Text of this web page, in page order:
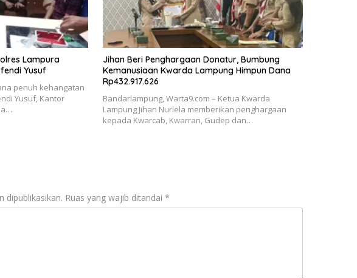
Lampura
Yusuf
penuh kehangatan
Yusuf, Kantor
Jihan Beri Penghargaan Donatur, Bumbung
Kemanusiaan Kwarda Lampung Himpun Dana
Rp432.917.626
Bandarlampung, Warta9.com – Ketua Kwarda
Lampung Jihan Nurlela memberikan penghargaan
kepada Kwarcab, Kwarran, Gudep dan…
dipublikasikan. Ruas yang wajib ditandai *